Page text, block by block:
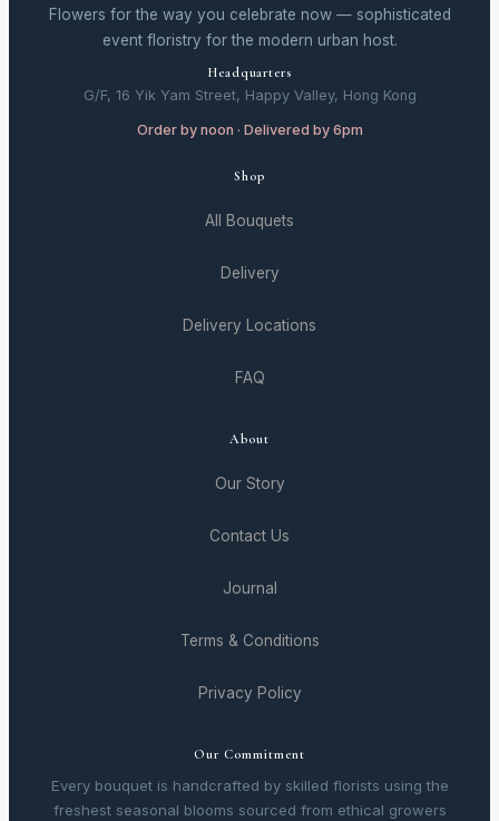
Flowers for the way you celebrate now — sophisticated
event floristry for the modern urban host.
Headquarters
G/F, 16 Yik Yam Street, Happy Valley, Hong Kong
Order by noon · Delivered by 6pm
Shop
All Bouquets
Delivery
Delivery Locations
FAQ
About
Our Story
Contact Us
Journal
Terms & Conditions
Privacy Policy
Our Commitment
Every bouquet is handcrafted by skilled florists using the
freshest seasonal blooms sourced from ethical growers